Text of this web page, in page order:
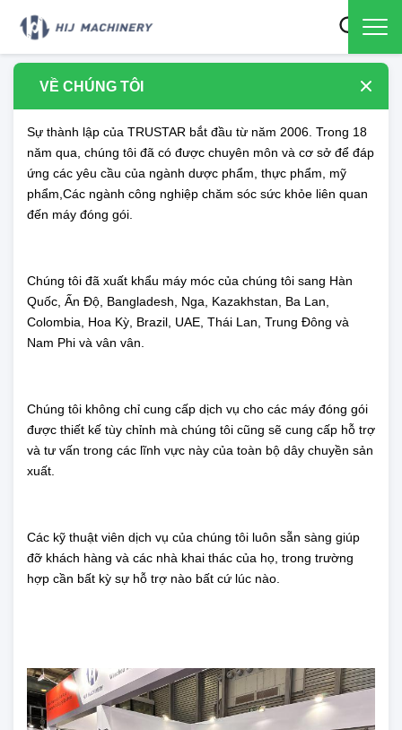
VỀ CHÚNG TÔI
Sự thành lập của TRUSTAR bắt đầu từ năm 2006. Trong 18
năm qua, chúng tôi đã có được chuyên môn và cơ sở để đáp
ứng các yêu cầu của ngành dược phẩm, thực phẩm, mỹ
phẩm,Các ngành công nghiệp chăm sóc sức khỏe liên quan
đến máy đóng gói.
Chúng tôi đã xuất khẩu máy móc của chúng tôi sang Hàn
Quốc, Ấn Độ, Bangladesh, Nga, Kazakhstan, Ba Lan,
Colombia, Hoa Kỳ, Brazil, UAE, Thái Lan, Trung Đông và
Nam Phi và vân vân.
Chúng tôi không chỉ cung cấp dịch vụ cho các máy đóng gói
được thiết kế tùy chỉnh mà chúng tôi cũng sẽ cung cấp hỗ trợ
và tư vấn trong các lĩnh vực này của toàn bộ dây chuyền sản
xuất.
Các kỹ thuật viên dịch vụ của chúng tôi luôn sẵn sàng giúp
đỡ khách hàng và các nhà khai thác của họ, trong trường
hợp cần bất kỳ sự hỗ trợ nào bất cứ lúc nào.